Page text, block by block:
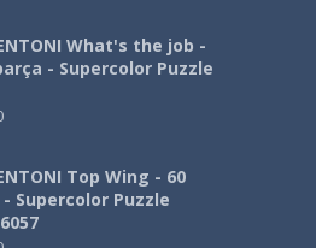
What's the job -
- Supercolor Puzzle
Top Wing - 60
Supercolor Puzzle